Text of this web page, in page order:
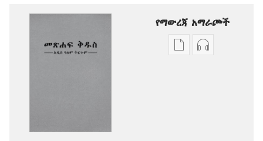
የማውረጃ አማራጮች
የሕትመትኦዲዮዎችን